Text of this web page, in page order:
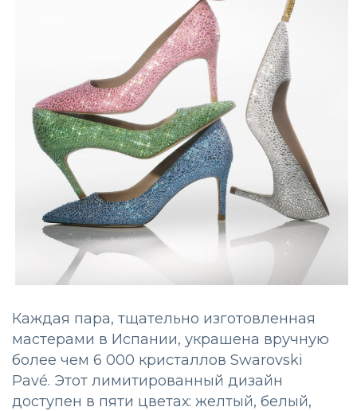
Каждая пара, тщательно изготовленная
мастерами в Испании, украшена вручную
более чем 6 000 кристаллов Swarovski
Pavé. Этот лимитированный дизайн
доступен в пяти цветах: желтый, белый,